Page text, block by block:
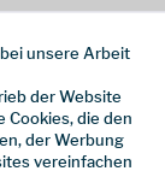
Verfügung!
unsere Arbeit
der Website
die den
der Werbung
vereinfachen